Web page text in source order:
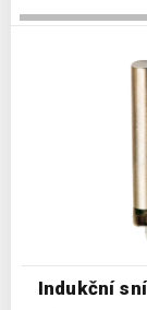
Indukční